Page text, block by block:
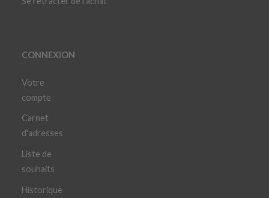
CONNEXION
Votre
compte
Carnet
d'adresses
Liste de
souhaits
Historique